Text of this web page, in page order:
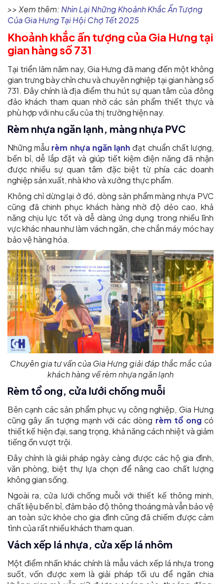
>> Xem thêm:Nhìn Lại Những Khoảnh Khắc Ấn Tượng
Của Gia Hưng Tại Hội Chợ Tết 2025
Khoảnh khắc ấn tượng của Gia Hưng tại
gian hàng số 731
Tại triển lãm năm nay, Gia Hưng đã mang đến một không
gian trưng bày chỉn chu và chuyên nghiệp tại gian hàng số
731. Đây chính là địa điểm thu hút sự quan tâm của đông
đảo khách tham quan nhờ các sản phẩm thiết thực và
phù hợp với nhu cầu của thị trường hiện nay.
Rèm nhựa ngăn lạnh, màng nhựa PVC
Những mẫu rèm nhựa ngăn lạnh đạt chuẩn chất lượng,
bền bỉ, dễ lắp đặt và giúp tiết kiệm điện năng đã nhận
được nhiều sự quan tâm đặc biệt từ phía các doanh
nghiệp sản xuất, nhà kho và xưởng thực phẩm.
Không chỉ dừng lại ở đó, dòng sản phẩm màng nhựa PVC
cũng đã chinh phục khách hàng nhờ độ dẻo cao, khả
năng chịu lực tốt và dễ dàng ứng dụng trong nhiều lĩnh
vực khác nhau như làm vách ngăn, che chắn máy móc hay
bảo vệ hàng hóa.
Chuyên gia tư vấn của Gia Hưng giải đáp thắc mắc của
khách hàng về rèm nhựa ngăn lạnh
Rèm tổ ong, cửa lưới chống muỗi
Bên cạnh các sản phẩm phục vụ công nghiệp, Gia Hưng
cũng gây ấn tượng mạnh với các dòng rèm tổ ong có
thiết kế hiện đại, sang trọng, khả năng cách nhiệt và giảm
tiếng ồn vượt trội.
Đây chính là giải pháp ngày càng được các hộ gia đình,
văn phòng, biệt thự lựa chọn để nâng cao chất lượng
không gian sống.
Ngoài ra, cửa lưới chống muỗi với thiết kế thông minh,
chất liệu bền bỉ, đảm bảo độ thông thoáng mà vẫn bảo vệ
an toàn sức khỏe cho gia đình cũng đã chiếm được cảm
tình của rất nhiều khách tham quan.
Vách xếp lá nhựa, cửa xếp lá nhôm
Một điểm nhấn khác chính là mẫu vách xếp lá nhựa trong
suốt, vốn được xem là giải pháp tối ưu để ngăn chia